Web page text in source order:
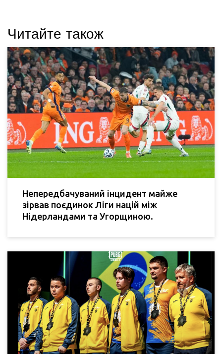
Читайте також
Непередбачуваний інцидент майже
зірвав поєдинок Ліги націй між
Нідерландами та Угорщиною.